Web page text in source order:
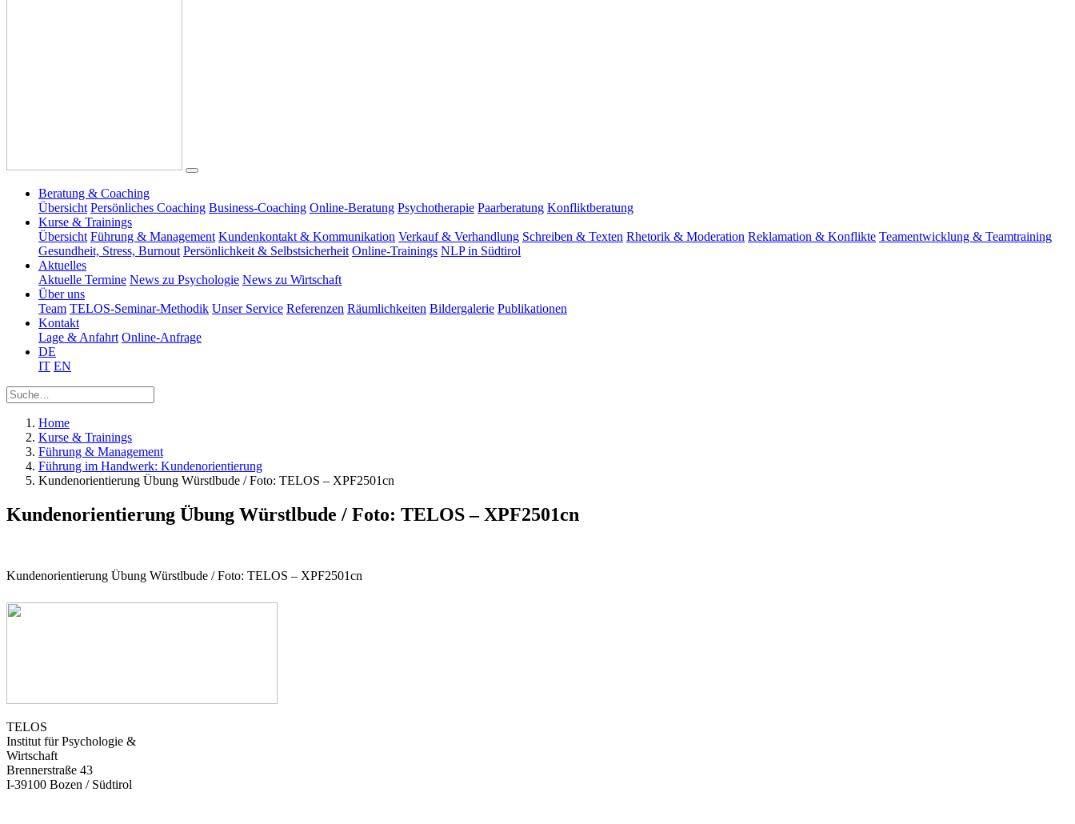
Beratung & Coaching
Übersicht Persönliches Coaching Business-Coaching Online-Beratung Psychotherapie Paarberatung Konfliktberatung
Kurse & Trainings
Übersicht Führung & Management Kundenkontakt & Kommunikation Verkauf & Verhandlung Schreiben & Texten Rhetorik & Moderation Reklamation & Konflikte Teamentwicklung & Teamtraining
Gesundheit, Stress, Burnout Persönlichkeit & Selbstsicherheit Online-Trainings NLP in Südtirol
Aktuelles
Aktuelle Termine News zu Psychologie News zu Wirtschaft
Über uns
Team TELOS-Seminar-Methodik Unser Service Referenzen Räumlichkeiten Bildergalerie Publikationen
Kontakt
Lage & Anfahrt Online-Anfrage
DE
IT EN
Home
Kurse & Trainings
Führung & Management
Führung im Handwerk: Kundenorientierung
Kundenorientierung Übung Würstlbude / Foto: TELOS – XPF2501cn
Kundenorientierung Übung Würstlbude / Foto: TELOS – XPF2501cn
Kundenorientierung Übung Würstlbude / Foto: TELOS – XPF2501cn
TELOS
Institut für Psychologie &
Wirtschaft
Brennerstraße 43
I-39100 Bozen / Südtirol